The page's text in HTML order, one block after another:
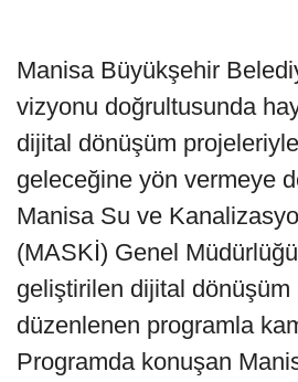
Manisa Büyükşehir
vizyonu doğrultusunda
dijital dönüşüm
geleceğine yön vermeye
Manisa Su ve
(MASKİ) Genel
geliştirilen dijital dönüşüm
düzenlenen programla
Programda konuşan